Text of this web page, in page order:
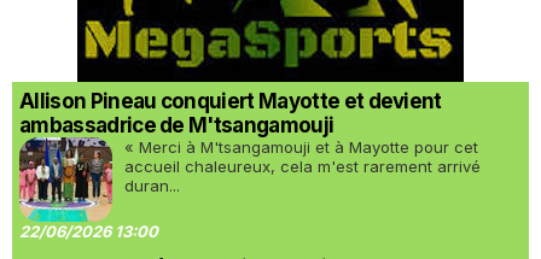
Allison Pineau conquiert Mayotte et devient
ambassadrice de M'tsangamouji
« Merci à M'tsangamouji et à Mayotte pour cet
accueil chaleureux, cela m'est rarement arrivé
duran...
22/06/2026 13:00